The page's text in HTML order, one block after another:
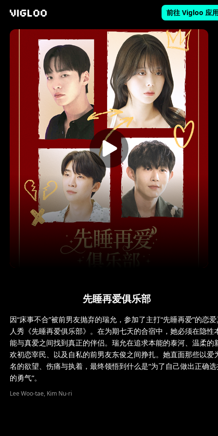
前往 Vigloo 应
先睡再爱俱乐部
因“床事不合”被前男友抛弃的瑞允，参加了主打“先睡再爱”的恋
人秀《先睡再爱俱乐部》。在为期七天的合宿中，她必须在隐性
能与真爱之间找到真正的伴侣。瑞允在追求本能的泰河、温柔的
欢初恋宰民、以及自私的前男友东俊之间挣扎。她直面那些以爱
名的欲望、伤痛与执着，最终领悟到什么是“为了自己做出正确
的勇气”。
Lee Woo-tae, Kim Nu-ri